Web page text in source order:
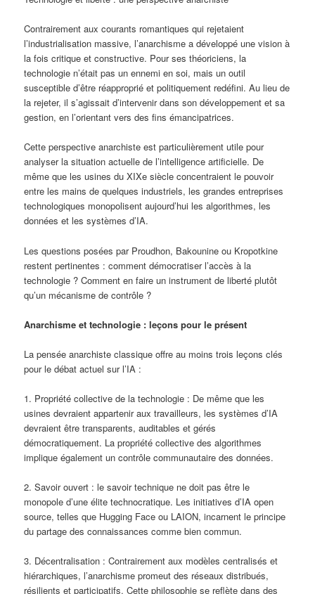
Contrairement aux courants romantiques qui rejetaient
l’industrialisation massive, l’anarchisme a développé une vision à
la fois critique et constructive. Pour ses théoriciens, la
technologie n’était pas un ennemi en soi, mais un outil
susceptible d’être réapproprié et politiquement redéfini. Au lieu de
la rejeter, il s’agissait d’intervenir dans son développement et sa
gestion, en l’orientant vers des fins émancipatrices.
Cette perspective anarchiste est particulièrement utile pour
analyser la situation actuelle de l’intelligence artificielle. De
même que les usines du XIXe siècle concentraient le pouvoir
entre les mains de quelques industriels, les grandes entreprises
technologiques monopolisent aujourd’hui les algorithmes, les
données et les systèmes d’IA.
Les questions posées par Proudhon, Bakounine ou Kropotkine
restent pertinentes : comment démocratiser l’accès à la
technologie ? Comment en faire un instrument de liberté plutôt
qu’un mécanisme de contrôle ?
Anarchisme et technologie : leçons pour le présent
La pensée anarchiste classique offre au moins trois leçons clés
pour le débat actuel sur l’IA :
1. Propriété collective de la technologie : De même que les
usines devraient appartenir aux travailleurs, les systèmes d’IA
devraient être transparents, auditables et gérés
démocratiquement. La propriété collective des algorithmes
implique également un contrôle communautaire des données.
2. Savoir ouvert : le savoir technique ne doit pas être le
monopole d’une élite technocratique. Les initiatives d’IA open
source, telles que Hugging Face ou LAION, incarnent le principe
du partage des connaissances comme bien commun.
3. Décentralisation : Contrairement aux modèles centralisés et
hiérarchiques, l’anarchisme promeut des réseaux distribués,
résilients et participatifs. Cette philosophie se reflète dans des